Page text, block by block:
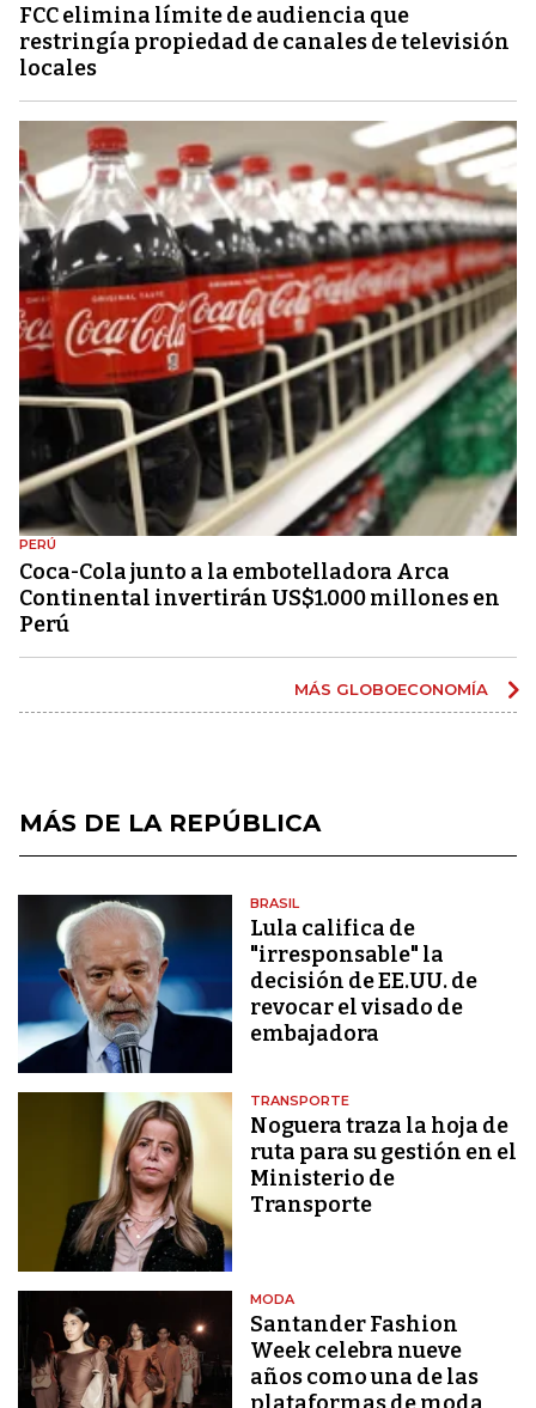
FCC elimina límite de audiencia que
restringía propiedad de canales de televisión
locales
PERÚ
Coca-Cola junto a la embotelladora Arca
Continental invertirán US$1.000 millones en
Perú
MÁS GLOBOECONOMÍA
MÁS DE LA REPÚBLICA
BRASIL
Lula califica de
"irresponsable" la
decisión de EE.UU. de
revocar el visado de
embajadora
TRANSPORTE
Noguera traza la hoja de
ruta para su gestión en el
Ministerio de
Transporte
MODA
Santander Fashion
Week celebra nueve
años como una de las
plataformas de moda